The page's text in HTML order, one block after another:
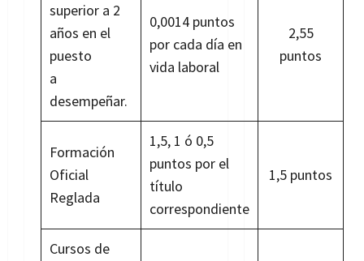
superior a 2
años en el
puesto
a
desempeñar.
0,0014 puntos
por cada día en
vida laboral
2,55
puntos
Formación
Oficial
Reglada
1,5, 1 ó 0,5
puntos por el
título
correspondiente
1,5 puntos
Cursos de